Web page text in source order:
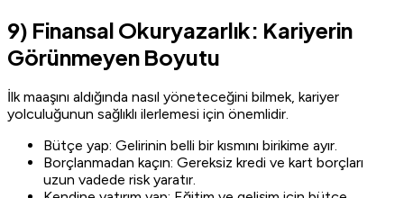
9) Finansal Okuryazarlık: Kariyerin
Görünmeyen Boyutu
İlk maaşını aldığında nasıl yöneteceğini bilmek, kariyer
yolculuğunun sağlıklı ilerlemesi için önemlidir.
Bütçe yap: Gelirinin belli bir kısmını birikime ayır.
Borçlanmadan kaçın: Gereksiz kredi ve kart borçları
uzun vadede risk yaratır.